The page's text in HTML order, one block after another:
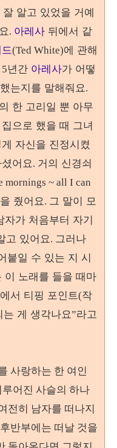
알고 있었을 거예
. 아레사 뒤에서 같
(Ted White)에 관해
5년간 아레사가 어떻
는지를 말해줘요.
한 고리일 뿐 아무
으로 했을 때 그녀
자신을 진정시켰
어요. 거의 신경쇠
mornings ~ all I can
줬어요. 그 말이 모
자가 처음부터 자기
고 있어요. 그러나
붙일 수 있는 지 시
이 노래를 들을 때마
서 티핑 포인트(작
는 게 생각나요”라고
사랑하는 한 여인
어진 사슬의 하나
전히 남자를 떠나지
반부에는 떠날 것을